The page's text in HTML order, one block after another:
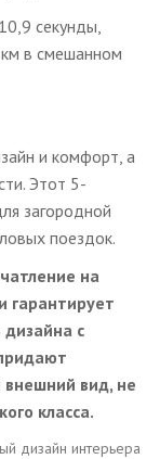
секунды,
в смешанном
и комфорт, а
Этот 5-
загородной
поездок.
на
гарантирует
с
вид, не
класса.
дизайн интерьера